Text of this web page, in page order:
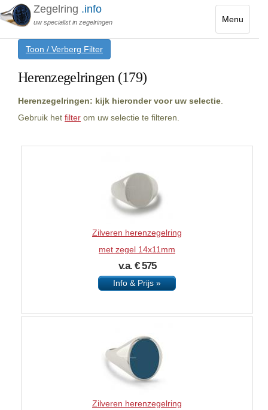
Menu
Toggle
Zegelring .info
uw specialist in zegelringen
Toon / Verberg Filter
Herenzegelringen (179)
Herenzegelringen: kijk hieronder voor uw selectie
Gebruik het filter om uw selectie te filteren.
Zilveren herenzegelring
met zegel 14x11mm
v.a. € 575
Info & Prijs »
Zilveren herenzegelring